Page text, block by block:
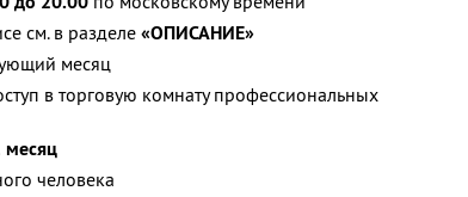
см. в разделе «ОПИСАНИЕ»
месяц
в торговую комнату профессиональных
месяц
человека